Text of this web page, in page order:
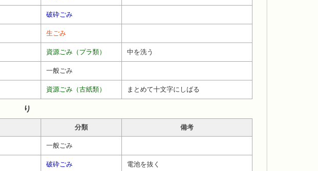
破砕ごみ
生ごみ
資源ごみ（プラ類） 中を洗う
一般ごみ
資源ごみ（古紙類） まとめて十文字にしばる
り
分類 備考
一般ごみ
破砕ごみ 電池を抜く